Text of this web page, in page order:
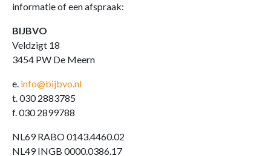
informatie of een afspraak:
BIJBVO
Veldzigt 18
3454 PW De Meern
e. info@bijbvo.nl
t. 030 2883785
f. 030 2899788
NL69 RABO 0143.4460.02
NL49 INGB 0000.0386.17